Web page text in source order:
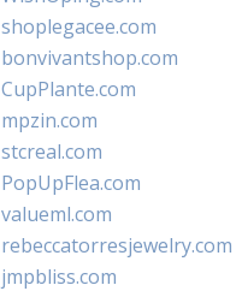
shoplegacee.com
bonvivantshop.com
CupPlante.com
mpzin.com
stcreal.com
PopUpFlea.com
valueml.com
rebeccatorresjewelry.com
jmpbliss.com